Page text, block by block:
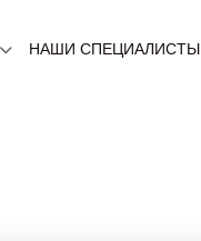
НАШИ СПЕЦИАЛИСТЫ